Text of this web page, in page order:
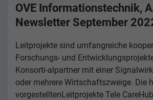
OVE Informationstechnik,
Newsletter September
Leitprojekte sind umfangreiche
Forschungs- und
Konsorti-alpartner mit einer
oder mehrere Wirtschaftszweige. Die
vorgestelltenLeitprojekte Tele